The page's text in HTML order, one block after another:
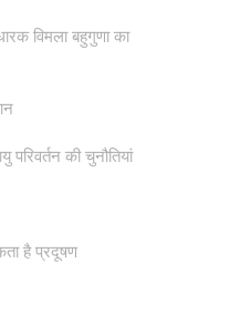
विमला बहुगुणा का
परिवर्तन की चुनौतियां
है प्रदूषण